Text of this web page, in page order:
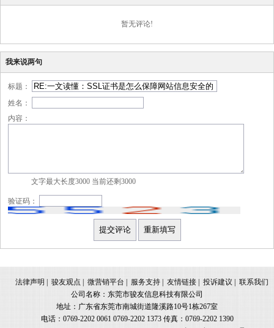
暂无评论!
我来说两句
标题：
姓名：
内容：
文字最大长度3000 当前还剩3000
验证码：
法律声明 骏友观点 微营销平台 服务支持 友情链接 投诉建议
联系我们
公司名称：东莞市骏友信息科技有限公司
地址：广东省东莞市南城街道隆溪路10号1栋267室
电话：0769-2202 0061 0769-2202 1373 传真：0769-2202 1390